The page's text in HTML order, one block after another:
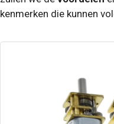
kenmerken die kunnen